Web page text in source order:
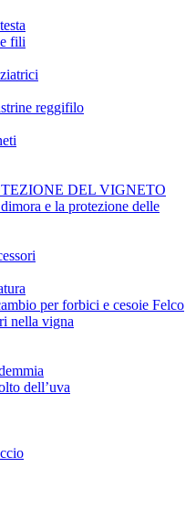
fili
reggifilo
DEL VIGNETO
e la protezione delle
per forbici e cesoie Felco
nella vigna
dell’uva